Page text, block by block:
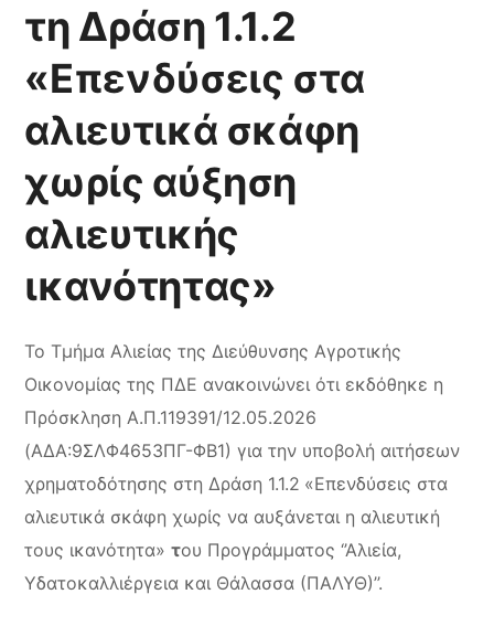
τη Δράση 1.1.2
«Επενδύσεις στα
αλιευτικά σκάφη
χωρίς αύξηση
αλιευτικής
ικανότητας»
Το Τμήμα Αλιείας της Διεύθυνσης Αγροτικής
Οικονομίας της ΠΔΕ ανακοινώνει ότι εκδόθηκε η
Πρόσκληση Α.Π.119391/12.05.2026
(ΑΔΑ:9ΣΛΦ4653ΠΓ-ΦΒ1) για την υποβολή αιτήσεων
χρηματοδότησης στη Δράση 1.1.2 «Επενδύσεις στα
αλιευτικά σκάφη χωρίς να αυξάνεται η αλιευτική
τους ικανότητα»του Προγράμματος ‘’Αλιεία,
Υδατοκαλλιέργεια και Θάλασσα (ΠΑΛΥΘ)’’.